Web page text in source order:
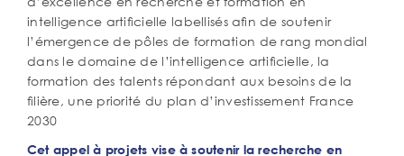
intelligence artiﬁcielle labellisés aﬁn de soutenir
l’émergence de pôles de formation de rang mondial
dans le domaine de l’intelligence artiﬁcielle, la
formation des talents répondant aux besoins de la
ﬁlière, une priorité du plan d’investissement France
2030
Cet appel à projets vise à soutenir la recherche en